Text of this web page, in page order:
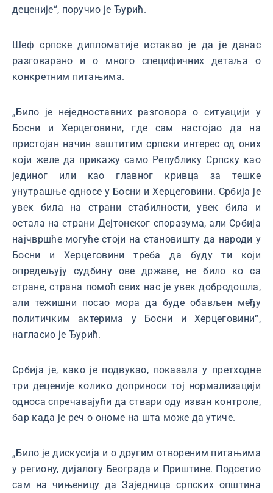
деценије“, поручио је Ђурић.
Шеф српске дипломатије истакао је да је данас
разговарано и о много специфичних детаља о
конкретним питањима.
„Било је неједноставних разговора о ситуацији у
Босни и Херцеговини, где сам настојао да на
пристојан начин заштитим српски интерес од оних
који желе да прикажу само Републику Српску као
јединог или као главног кривца за тешке
унутрашње односе у Босни и Херцеговини. Србија је
увек била на страни стабилности, увек била и
остала на страни Дејтонског споразума, али Србија
најчвршће могуће стоји на становишту да народи у
Босни и Херцеговини треба да буду ти који
опредељују судбину ове државе, не било ко са
стране, страна помоћ свих нас је увек добродошла,
али тежишни посао мора да буде обављен међу
политичким актерима у Босни и Херцеговини“,
нагласио је Ђурић.
Србија је, како је подвукао, показала у претходне
три деценије колико доприноси тој нормализацији
односа спречавајући да ствари оду изван контроле,
бар када је реч о ономе на шта може да утиче.
„Било је дискусија и о другим отвореним питањима
у региону, дијалогу Београда и Приштине. Подсетио
сам на чињеницу да Заједница српских општина